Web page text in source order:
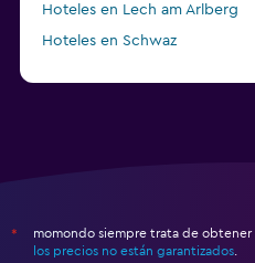
Hoteles en Lech am Arlberg
Hoteles en Schwaz
*
momondo siempre trata de obtener
los precios no están garantizados